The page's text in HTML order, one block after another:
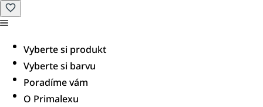
Vyberte si produkt
Vyberte si barvu
Poradíme vám​
O Primalexu